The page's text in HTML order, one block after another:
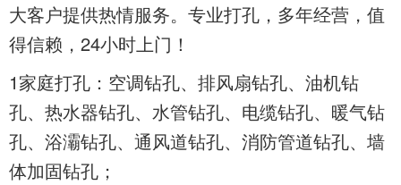
大客户提供热情服务。专业打孔，多年经营，值
得信赖，24小时上门！
1家庭打孔：空调钻孔、排风扇钻孔、油机钻
孔、热水器钻孔、水管钻孔、电缆钻孔、暖气钻
孔、浴灞钻孔、通风道钻孔、消防管道钻孔、墙
体加固钻孔；